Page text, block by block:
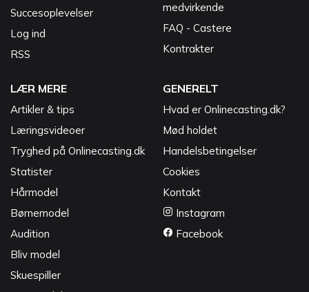
Succesoplevelser
Log ind
RSS
medvirkende
FAQ - Castere
Kontrakter
LÆR MERE
Artikler & tips
Læringsvideoer
Tryghed på Onlinecasting.dk
Statister
Hårmodel
Børnemodel
Audition
Bliv model
Skuespiller
GENERELT
Hvad er Onlinecasting.dk?
Mød holdet
Handelsbetingelser
Cookies
Kontakt
Instagram
Facebook